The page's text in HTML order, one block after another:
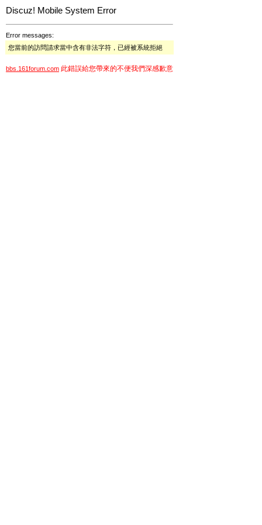
Discuz! Mobile System Error
Error messages:
您當前的訪問請求當中含有非法字符，已經被系統拒絕
bbs.161forum.com 此錯誤給您帶來的不便我們深感歉意